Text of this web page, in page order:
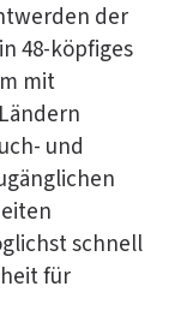
der
48-köpfiges
mit
und
schnell
für